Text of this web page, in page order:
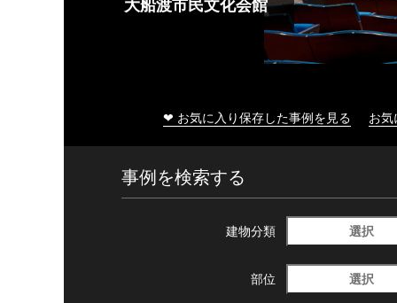
大船渡市民文化会館
❤ お気に入り保存した事例を見る お
事例を検索する
建物分類 選択
部位 選択